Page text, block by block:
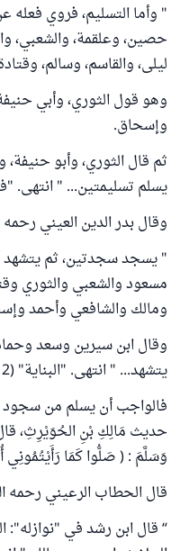
" وأما التسليم، فروي
حصين، وعلقمة، والشعبي،
ليلى، والقاسم، وسالم،
وهو قول الثوري، وأبي
وإسحاق.
ثم قال الثوري، وأبو
يسلم تسليمتين... " انتهى. "فتح
وقال بدر الدين العيني رحمه
" يسجد سجدتين، ثم يتشهد
مسعود والشعبي والثوري
ومالك والشافعي وأحمد
وقال ابن سيرين وسعد
يتشهد... " انتهى. "البناية" (2 / 602).
فالواجب أن يسلم من سجود
حديث مَالِكِ بْنِ الحُوَيْرِثِ،
وَسَلَّمَ : ( صَلُّوا كَمَا رَأَيْتُمُونِي
قال الحطاب الرعيني رحمه
“ قال ابن رشد في "نوازله":